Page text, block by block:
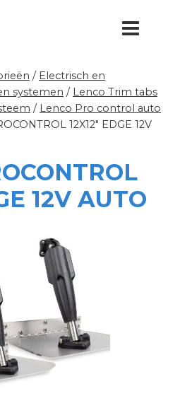
/ Electrisch en
systemen / Lenco Trim tabs
/ Lenco Pro control auto
12X12″ EDGE 12V
12V AUTO